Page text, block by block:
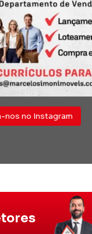
nos no Instagram